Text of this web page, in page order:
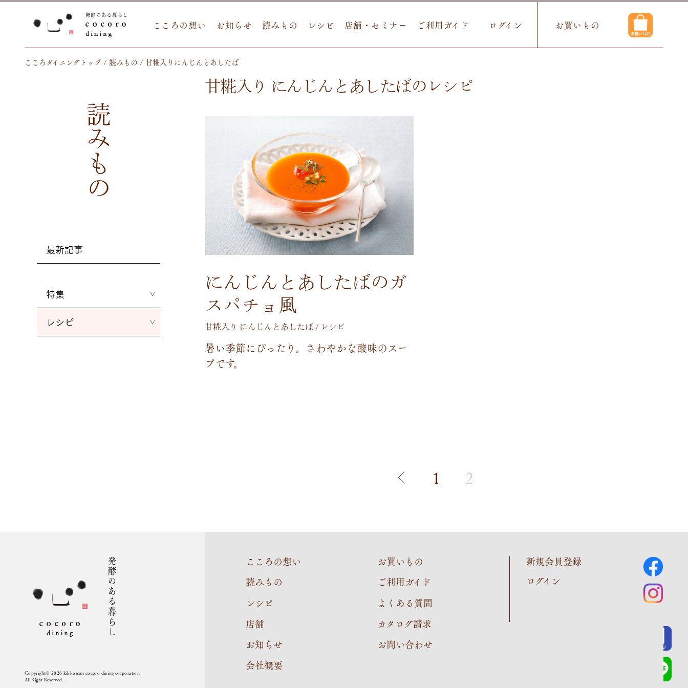
こころの想い お知らせ 読みもの レシピ 店舗・セミナー ご利用ガイド ログイン お買いもの
こころダイニングトップ 読みもの 甘糀入りにんじんとあしたば
読みもの
最新記事
特集
レシピ
甘糀入り にんじんとあしたばのレシピ
にんじんとあしたばのガ
スパチョ風
甘糀入り にんじんとあしたば / レシピ
暑い季節に ぴっ た り。 さ わやかな酸味のスー
プです。
1 2
こころの想い
読みもの
レシピ
店舗
お知らせ
会社概要
お買いもの
ご利用ガイド
よくある質問
カタログ請求
お問い合わせ
新規会員登録
ログイン
Copyright© 2026 kikkoman cocoro dining corporation
All Right Reserved.